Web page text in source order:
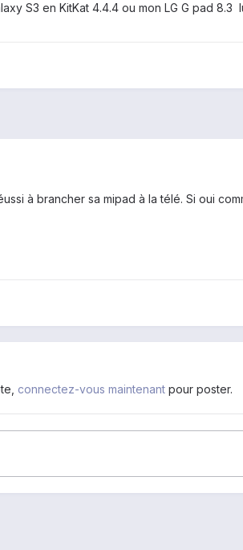
S3 en KitKat 4.4.4 ou mon LG G pad
à brancher sa mipad à la télé. Si oui
connectez-vous maintenant pour poster.